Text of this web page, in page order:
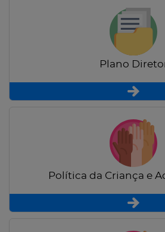
Plano
Política da Criança e